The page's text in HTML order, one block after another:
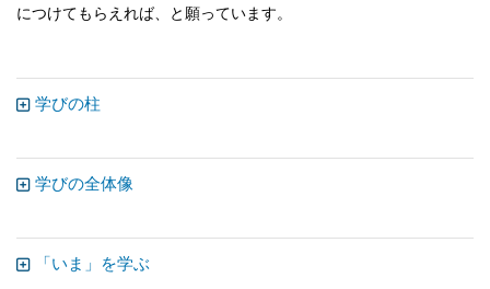
につけてもらえれば、と願っています。
学びの柱
学びの全体像
「いま」を学ぶ